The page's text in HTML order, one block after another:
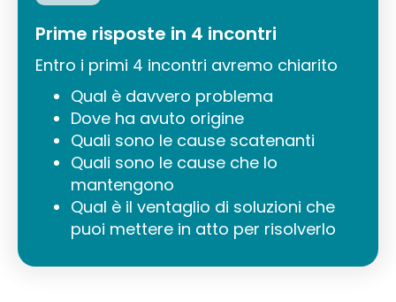
Prime risposte in 4 incontri
Entro i primi 4 incontri avremo chiarito
Qual è davvero problema
Dove ha avuto origine
Quali sono le cause scatenanti
Quali sono le cause che lo
mantengono
Qual è il ventaglio di soluzioni che
puoi mettere in atto per risolverlo